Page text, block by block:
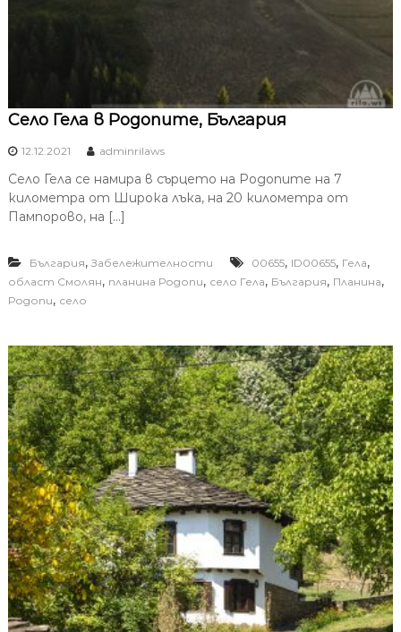
Село Гела в Родопите, България
12.12.2021 adminrilaws
Село Гела се намира в сърцето на Родопите на 7
километра от Широка лъка, на 20 километра от
Пампорово, на […]
България, Забележителности 00655, ID00655, Гела,
област Смолян, планина Родопи, село Гела, България, Планина,
Родопи, село